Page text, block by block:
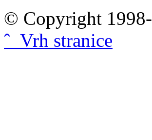
© Copyright
ˆ Vrh stranice